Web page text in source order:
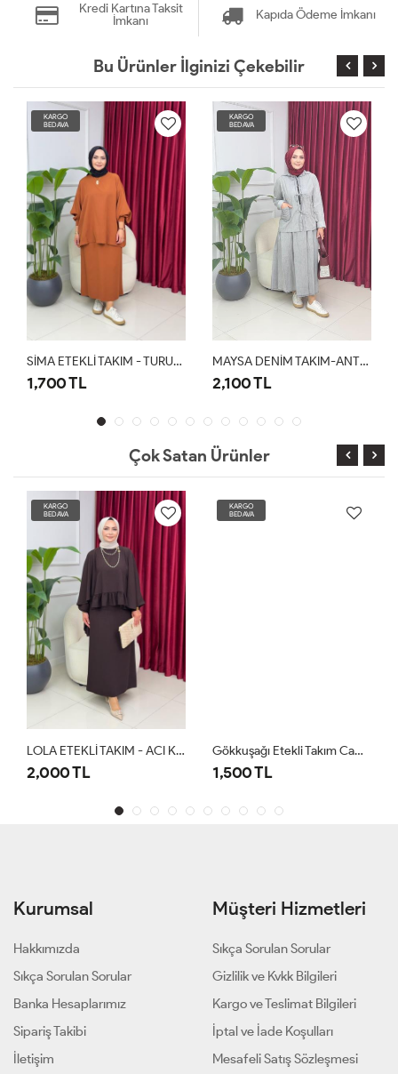
Kredi Kartına Taksit
İmkanı
Kapıda Ödeme İmkanı
Bu Ürünler İlginizi Çekebilir
KARGO
BEDAVA
SİMA ETEKLİ TAKIM - TURUNCU
1,700 TL
KARGO
BEDAVA
MAYSA DENİM TAKIM-ANTRASİT
2,100 TL
Çok Satan Ürünler
KARGO
BEDAVA
LOLA ETEKLİ TAKIM - ACI KAHVE
2,000 TL
KARGO
BEDAVA
Gökkuşağı Etekli Takım Camel
1,500 TL
Kurumsal
Hakkımızda
Sıkça Sorulan Sorular
Banka Hesaplarımız
Sipariş Takibi
İletişim
Müşteri Hizmetleri
Sıkça Sorulan Sorular
Gizlilik ve Kvkk Bilgileri
Kargo ve Teslimat Bilgileri
İptal ve İade Koşulları
Mesafeli Satış Sözleşmesi